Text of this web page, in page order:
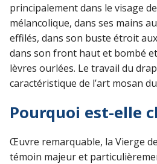
principalement dans le visage
mélancolique, dans ses mains
effilés, dans son buste étroit
dans son front haut et bombé
lèvres ourlées. Le travail du
caractéristique de l’art mosan
Pourquoi est-elle
Œuvre remarquable, la Vierge
témoin majeur et